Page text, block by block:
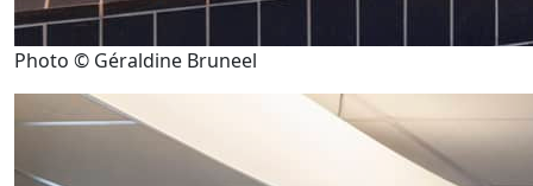
Photo © Géraldine Bruneel